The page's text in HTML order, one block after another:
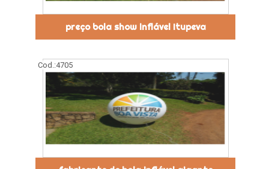
preço bola show inflável Itupeva
Cod.:4705